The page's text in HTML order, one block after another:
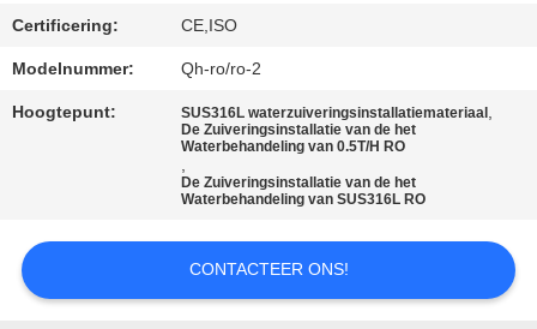
GEVALLEN
VERZOEK
CITAAT
SITEMAP
Certificering: CE,ISO
Modelnummer: Qh-ro/ro-2
Hoogtepunt: SUS316L waterzuiveringsinstallatiemateriaal ,
De Zuiveringsinstallatie van de het
Waterbehandeling van 0.5T/H RO
,
De Zuiveringsinstallatie van de het
Waterbehandeling van SUS316L RO
CONTACTEER ONS!